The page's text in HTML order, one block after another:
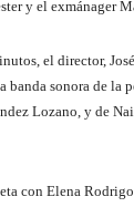
y el exmánager
el director,
banda sonora de la
Lozano, y de
con Elena